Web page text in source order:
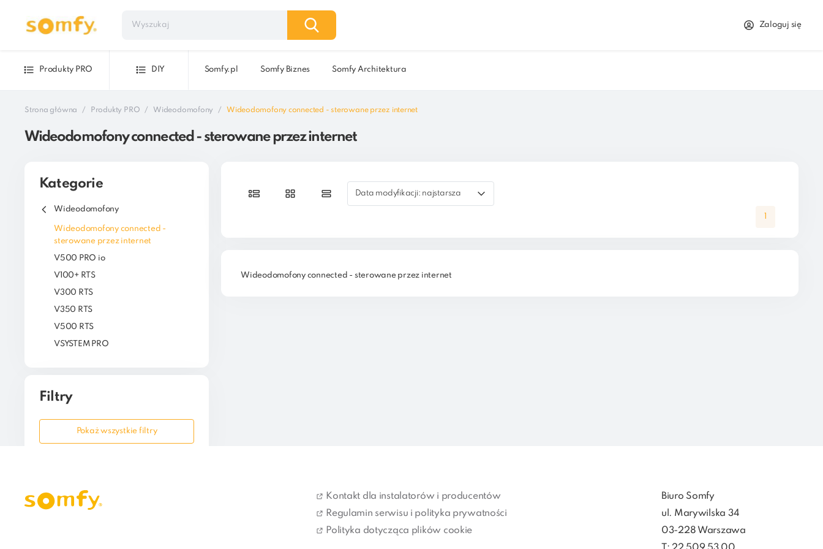
Zaloguj się
Produkty PRO DIY Somfy.pl Somfy Biznes Somfy Architektura
Strona główna Produkty PRO Wideodomofony Wideodomofony connected - sterowane przez internet
Wideodomofony connected - sterowane przez internet
Kategorie
Wideodomofony
Wideodomofony connected -
sterowane przez internet
V500 PRO io
V100+ RTS
V300 RTS
V350 RTS
V500 RTS
VSYSTEM PRO
Filtry
Pokaż wszystkie filtry
Data modyfikacji: najstarsza
1
Wideodomofony connected - sterowane przez internet
Kontakt dla instalatorów i producentów
Regulamin serwisu i polityka prywatności
Polityka dotycząca plików cookie
Biuro Somfy
ul. Marywilska 34
03-228 Warszawa